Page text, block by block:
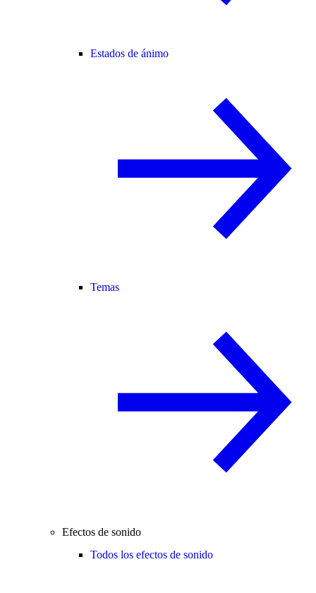
Estados de ánimo
Temas
Efectos de sonido
Todos los efectos de sonido